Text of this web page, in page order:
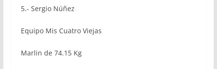
5.- Sergio Núñez
Equipo Mis Cuatro Viejas
Marlin de 74.15 Kg